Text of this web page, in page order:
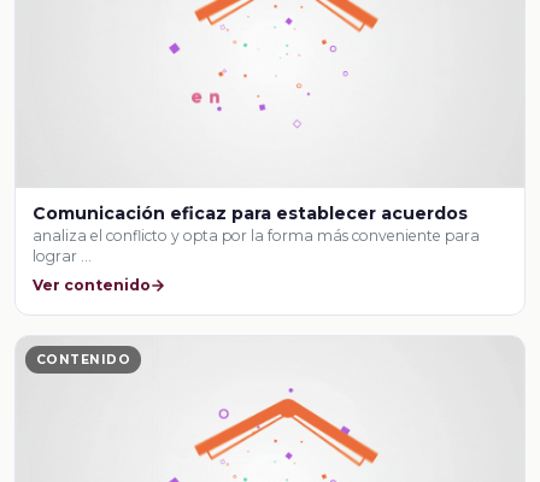
Comunicación eficaz para establecer acuerdos
analiza el conflicto y opta por la forma más conveniente para
lograr …
Ver contenido
CONTENIDO